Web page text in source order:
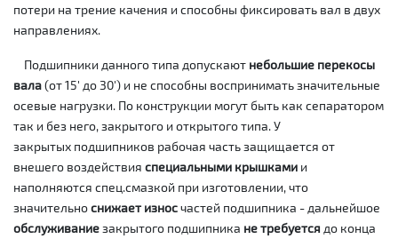
потери на трение качения и способны фиксировать вал в двух
направлениях.
Подшипники данного типа допускают небольшие перекосы
вала(от 15' до 30') и не способны воспринимать значительные
осевые нагрузки. По конструкции могут быть как сепаратором
так и без него, закрытого и открытого типа. У
закрытых подшипников рабочая часть защищается от
внешего воздействия специальными крышками и
наполняются спец.смазкой при изготовлении, что
значительноснижает износчастей подшипника - дальнейшое
обслуживаниезакрытого подшипника не требуется до конца